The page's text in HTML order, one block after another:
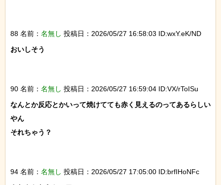
88 名前： 名無し 投稿日：2026/05/27 16:58:03 ID:wxY.eK/ND
おいしそう
90 名前： 名無し 投稿日：2026/05/27 16:59:04 ID:VX/rToISu
なんとか反応とかいって焼けてても赤く見えるのってあるらしい
やん
それちゃう？
94 名前： 名無し 投稿日：2026/05/27 17:05:00 ID:brfIHoNFc